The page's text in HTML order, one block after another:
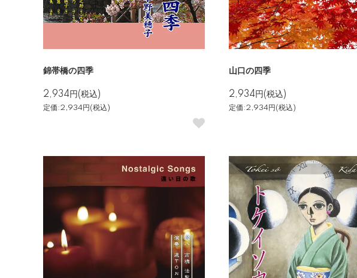
錦帯橋の四季
2,934円(税込)
定価:2,934円(税込)
山口の四季
2,934円(税込)
定価:2,934円(税込)